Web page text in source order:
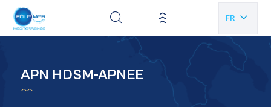
FR
APN HDSM-APNEE
Panneau de gestion des cookies